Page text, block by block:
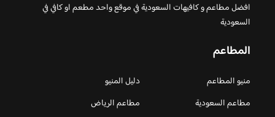
افضل مطاعم و كافيهات السعودية في موقع واحد مطعم او كافي في
السعودية
المطاعم
منيو المطاعم
دليل المنيو
مطاعم السعودية
مطاعم الرياض